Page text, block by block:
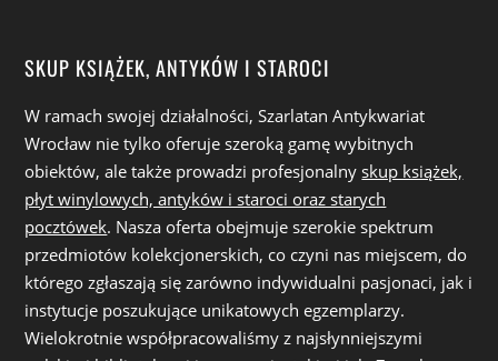
SKUP KSIĄŻEK, ANTYKÓW I STAROCI
W ramach swojej działalności, Szarlatan Antykwariat
Wrocław nie tylko oferuje szeroką gamę wybitnych
obiektów, ale także prowadzi profesjonalnyskup książek,
płyt winylowych, antyków i staroci oraz starych
pocztówek. Nasza oferta obejmuje szerokie spektrum
przedmiotów kolekcjonerskich, co czyni nas miejscem, do
którego zgłaszają się zarówno indywidualni pasjonaci, jak i
instytucje poszukujące unikatowych egzemplarzy.
Wielokrotnie współpracowaliśmy z najsłynniejszymi